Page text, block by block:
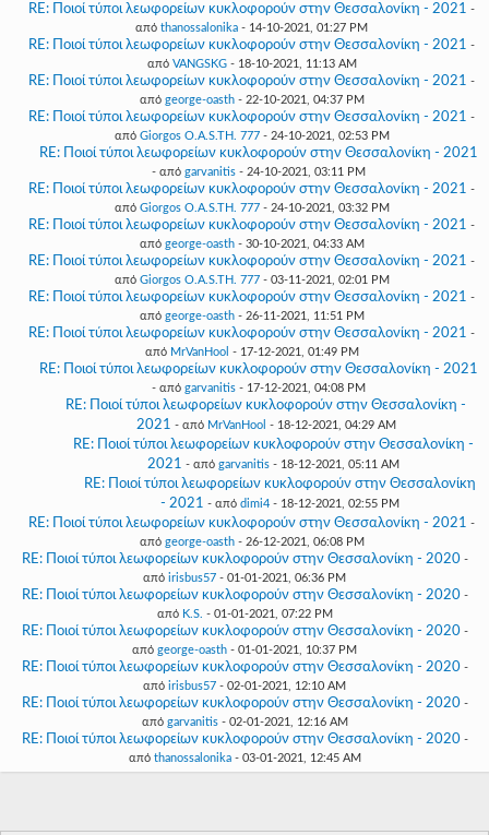
RE: Ποιοί τύποι λεωφορείων κυκλοφορούν στην Θεσσαλονίκη - 2021 -
από thanossalonika - 14-10-2021, 01:27 PM
RE: Ποιοί τύποι λεωφορείων κυκλοφορούν στην Θεσσαλονίκη - 2021 -
από VANGSKG- 18-10-2021, 11:13 AM
RE: Ποιοί τύποι λεωφορείων κυκλοφορούν στην Θεσσαλονίκη - 2021 -
από george-oasth- 22-10-2021, 04:37 PM
RE: Ποιοί τύποι λεωφορείων κυκλοφορούν στην Θεσσαλονίκη - 2021 -
από Giorgos O.A.S.TH. 777- 24-10-2021, 02:53 PM
RE: Ποιοί τύποι λεωφορείων κυκλοφορούν στην Θεσσαλονίκη - 2021
- από garvanitis - 24-10-2021, 03:11 PM
RE: Ποιοί τύποι λεωφορείων κυκλοφορούν στην Θεσσαλονίκη - 2021 -
από Giorgos O.A.S.TH. 777- 24-10-2021, 03:32 PM
RE: Ποιοί τύποι λεωφορείων κυκλοφορούν στην Θεσσαλονίκη - 2021 -
από george-oasth- 30-10-2021, 04:33 AM
RE: Ποιοί τύποι λεωφορείων κυκλοφορούν στην Θεσσαλονίκη - 2021 -
από Giorgos O.A.S.TH. 777- 03-11-2021, 02:01 PM
RE: Ποιοί τύποι λεωφορείων κυκλοφορούν στην Θεσσαλονίκη - 2021 -
από george-oasth- 26-11-2021, 11:51 PM
RE: Ποιοί τύποι λεωφορείων κυκλοφορούν στην Θεσσαλονίκη - 2021 -
από MrVanHool - 17-12-2021, 01:49 PM
RE: Ποιοί τύποι λεωφορείων κυκλοφορούν στην Θεσσαλονίκη - 2021
- από garvanitis - 17-12-2021, 04:08 PM
RE: Ποιοί τύποι λεωφορείων κυκλοφορούν στην Θεσσαλονίκη -
2021 - από MrVanHool - 18-12-2021, 04:29 AM
RE: Ποιοί τύποι λεωφορείων κυκλοφορούν στην Θεσσαλονίκη -
2021 - από garvanitis- 18-12-2021, 05:11 AM
RE: Ποιοί τύποι λεωφορείων κυκλοφορούν στην Θεσσαλονίκη
- 2021 - από dimi4 - 18-12-2021, 02:55 PM
RE: Ποιοί τύποι λεωφορείων κυκλοφορούν στην Θεσσαλονίκη - 2021 -
από george-oasth- 26-12-2021, 06:08 PM
RE: Ποιοί τύποι λεωφορείων κυκλοφορούν στην Θεσσαλονίκη - 2020 -
από irisbus57 - 01-01-2021, 06:36 PM
RE: Ποιοί τύποι λεωφορείων κυκλοφορούν στην Θεσσαλονίκη - 2020 -
από K.S. - 01-01-2021, 07:22 PM
RE: Ποιοί τύποι λεωφορείων κυκλοφορούν στην Θεσσαλονίκη - 2020 -
από george-oasth - 01-01-2021, 10:37 PM
RE: Ποιοί τύποι λεωφορείων κυκλοφορούν στην Θεσσαλονίκη - 2020 -
από irisbus57 - 02-01-2021, 12:10 AM
RE: Ποιοί τύποι λεωφορείων κυκλοφορούν στην Θεσσαλονίκη - 2020 -
από garvanitis- 02-01-2021, 12:16 AM
RE: Ποιοί τύποι λεωφορείων κυκλοφορούν στην Θεσσαλονίκη - 2020 -
από thanossalonika- 03-01-2021, 12:45 AM